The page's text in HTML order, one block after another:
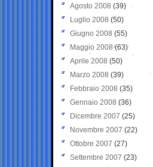
Agosto 2008 (39)
Luglio 2008 (50)
Giugno 2008 (55)
Maggio 2008(63)
Aprile 2008 (50)
Marzo 2008 (39)
Febbraio 2008 (35)
Gennaio 2008 (36)
Dicembre 2007 (25)
Novembre 2007 (22)
Ottobre 2007 (27)
Settembre 2007 (23)